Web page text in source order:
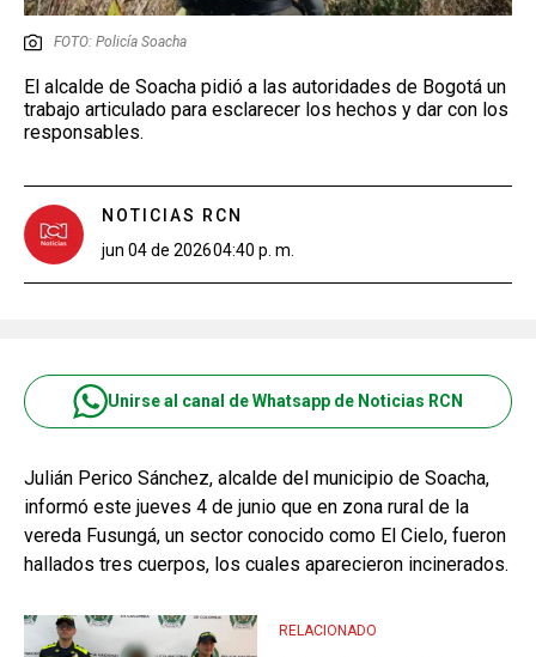
FOTO: Policía Soacha
El alcalde de Soacha pidió a las autoridades de Bogotá un
trabajo articulado para esclarecer los hechos y dar con los
responsables.
NOTICIAS RCN
jun 04 de 202604:40 p. m.
Unirse al canal de Whatsapp de Noticias RCN
Julián Perico Sánchez, alcalde del municipio de Soacha,
informó este jueves 4 de junio que en zona rural de la
vereda Fusungá, un sector conocido como El Cielo, fueron
hallados tres cuerpos, los cuales aparecieron incinerados.
RELACIONADO